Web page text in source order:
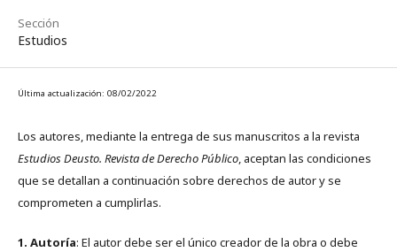
Sección
Estudios
Última actualización: 08/02/2022
Los autores, mediante la entrega de sus manuscritos a la revista
Estudios Deusto. Revista de Derecho Público, aceptan las condiciones
que se detallan a continuación sobre derechos de autor y se
comprometen a cumplirlas.
1. Autoría: El autor debe ser el único creador de la obra o debe